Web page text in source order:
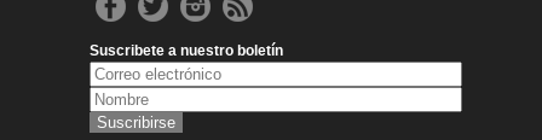
Suscribete a nuestro boletín